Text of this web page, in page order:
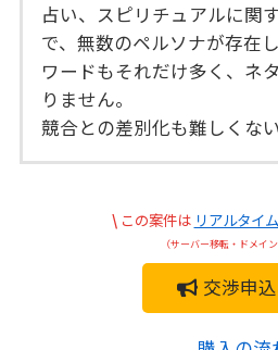
占い、スピリチュアルに関
で、無数のペルソナが存在し
ワードもそれだけ多く、ネ
りません。
競合との差別化も難しくな
\ この案件は リアルタイ
（サーバー移転・ドメイ
交渉申